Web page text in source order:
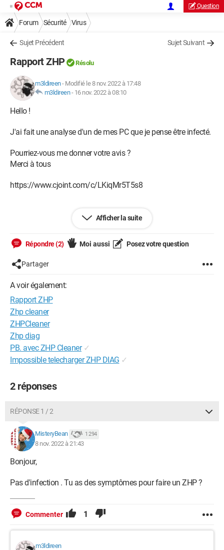
Question
Forum Sécurité Virus
Sujet Précédent Sujet Suivant
Rapport ZHP Résolu
m3ldireen- Modifié le 8 nov. 2022 à 17:48
m3ldireen- 16 nov. 2022 à 08:10
Hello !
J'ai fait une analyse d'un de mes PC que je pense être infecté.
Pourriez-vous me donner votre avis ?
Merci à tous
https://www.cjoint.com/c/LKiqMr5T5s8
Afficher la suite
Répondre (2) Moi aussi Posez votre question
Partager
A voir également:
Rapport ZHP
Zhp cleaner
ZHPCleaner
Zhp diag
PB. avec ZHP Cleaner ✓
Impossible telecharger ZHP DIAG ✓
2 réponses
RÉPONSE 1 / 2
MisteryBean 1 294
8 nov. 2022 à 21:43
Bonjour,
Pas d'infection . Tu as des symptômes pour faire un ZHP ?
Commenter 1
m3ldireen